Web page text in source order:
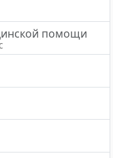
помощи